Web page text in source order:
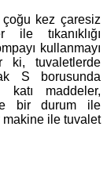
çoğu kez çaresiz
ile tıkanıklığı
kullanmayı
ki, tuvaletlerde
S borusunda
katı maddeler,
bir durum ile
makine ile tuvalet